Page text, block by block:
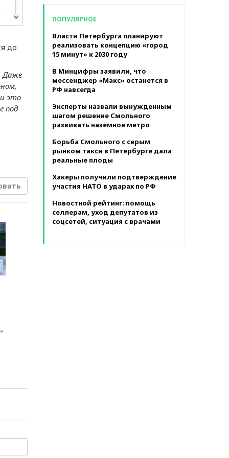
до
Даже
это
под
ПОПУЛЯРНОЕ
Власти Петербурга планируют
реализовать концепцию «город
15 минут» к 2030 году
В Минцифры заявили, что
мессенджер «Макс» останется в
РФ навсегда
Эксперты назвали вынужденным
шагом решение Смольного
развивать наземное метро
Борьба Смольного с серым
рынком такси в Петербурге дала
реальные плоды
Хакеры получили подтверждение
участия НАТО в ударах по РФ
Новостной рейтинг: помощь
селлерам, уход депутатов из
соцсетей, ситуация с врачами